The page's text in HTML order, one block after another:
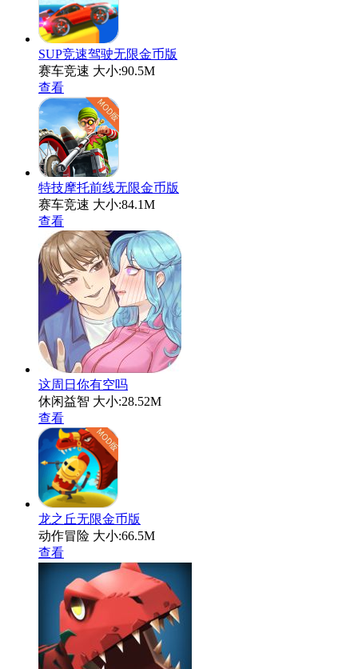
SUP竞速驾驶无限金币版
赛车竞速 大小:90.5M
查看
特技摩托前线无限金币版
赛车竞速 大小:84.1M
查看
这周日你有空吗
休闲益智 大小:28.52M
查看
龙之丘无限金币版
动作冒险 大小:66.5M
查看